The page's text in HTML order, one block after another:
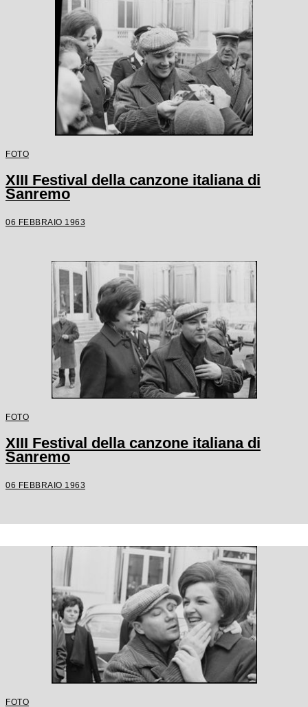
FOTO
XIII Festival della canzone italiana di
Sanremo
06 FEBBRAIO 1963
FOTO
XIII Festival della canzone italiana di
Sanremo
06 FEBBRAIO 1963
FOTO